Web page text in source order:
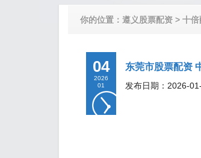
你的位置： 遵义股票配资 > 十倍
04
2026
01
东莞市股票配资
发布日期：2026-